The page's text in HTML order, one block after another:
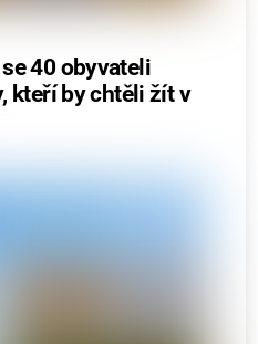
40 obyvateli
kteří by chtěli žít v